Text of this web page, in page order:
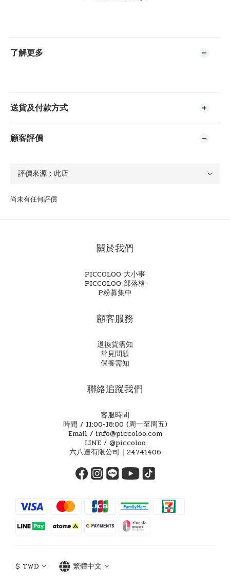
了解更多
送貨及付款方式
顧客評價
尚未有任何評價
關於我們
PICCOLOO 大小事
PICCOLOO 部落格
P粉募集中
顧客服務
退換貨需知
常見問題
保養需知
聯絡追蹤我們
客服時間
時間 / 11:00-18:00 (周一至周五)
Email / info@piccoloo.com
LINE / @piccoloo
六八達有限公司｜24741406
$ TWD 繁體中文